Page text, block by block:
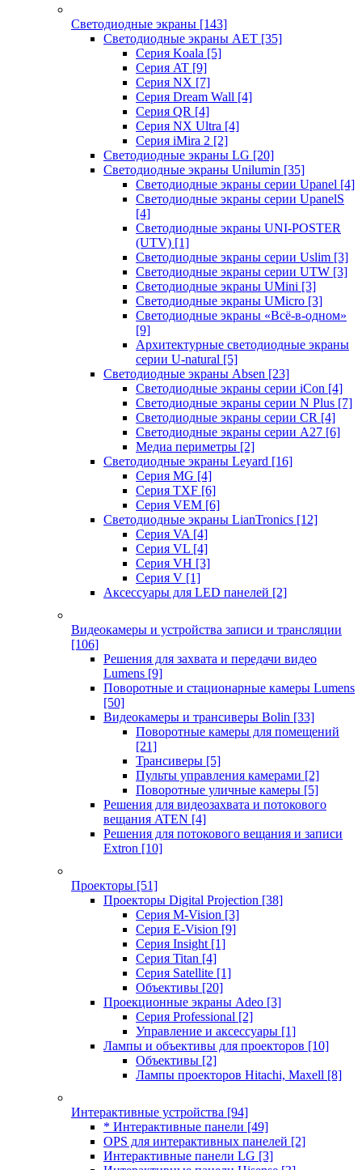
Светодиодные экраны [143]
Светодиодные экраны AET [35]
Cерия Koala [5]
Серия AT [9]
Серия NX [7]
Серия Dream Wall [4]
Серия QR [4]
Серия NX Ultra [4]
Серия iMira 2 [2]
Светодиодные экраны LG [20]
Светодиодные экраны Unilumin [35]
Светодиодные экраны серии Upanel [4]
Светодиодные экраны серии UpanelS
[4]
Светодиодные экраны UNI-POSTER
(UTV) [1]
Светодиодные экраны серии Uslim [3]
Светодиодные экраны серии UTW [3]
Светодиодные экраны UMini [3]
Светодиодные экраны UMicro [3]
Светодиодные экраны «Всё-в-одном»
[9]
Архитектурные светодиодные экраны
серии U-natural [5]
Светодиодные экраны Absen [23]
Светодиодные экраны серии iCon [4]
Светодиодные экраны серии N Plus [7]
Светодиодные экраны серии CR [4]
Светодиодные экраны серии А27 [6]
Медиа периметры [2]
Светодиодные экраны Leyard [16]
Серия MG [4]
Серия TXF [6]
Серия VEM [6]
Светодиодные экраны LianTronics [12]
Серия VA [4]
Серия VL [4]
Серия VH [3]
Серия V [1]
Аксессуары для LED панелей [2]
Видеокамеры и устройства записи и трансляции
[106]
Решения для захвата и передачи видео
Lumens [9]
Поворотные и стационарные камеры Lumens
[50]
Видеокамеры и трансиверы Bolin [33]
Поворотные камеры для помещений
[21]
Трансиверы [5]
Пульты управления камерами [2]
Поворотные уличные камеры [5]
Решения для видеозахвата и потокового
вещания ATEN [4]
Решения для потокового вещания и записи
Extron [10]
Проекторы [51]
Проекторы Digital Projection [38]
Серия M-Vision [3]
Серия E-Vision [9]
Серия Insight [1]
Серия Titan [4]
Серия Satellite [1]
Объективы [20]
Проекционные экраны Adeo [3]
Серия Professional [2]
Управление и аксессуары [1]
Лампы и объективы для проекторов [10]
Объективы [2]
Лампы проекторов Hitachi, Maxell [8]
Интерактивные устройства [94]
* Интерактивные панели [49]
OPS для интерактивных панелей [2]
Интерактивные панели LG [3]